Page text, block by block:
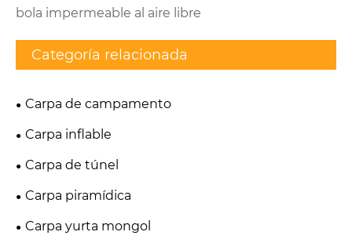
bola impermeable al aire libre
Categoría relacionada
Carpa de campamento
Carpa inflable
Carpa de túnel
Carpa piramídica
Carpa yurta mongol